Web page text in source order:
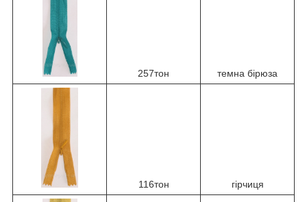
257тон темна бірюза
116тон гірчиця